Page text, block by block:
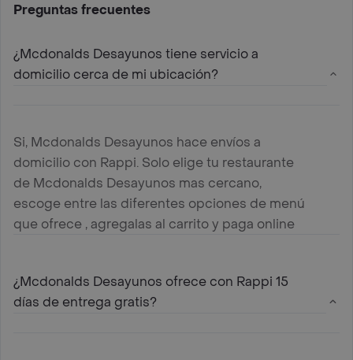
Preguntas frecuentes
¿Mcdonalds Desayunos tiene servicio a
domicilio cerca de mi ubicación?
Si, Mcdonalds Desayunos hace envíos a
domicilio con Rappi. Solo elige tu restaurante
de Mcdonalds Desayunos mas cercano,
escoge entre las diferentes opciones de menú
que ofrece , agregalas al carrito y paga online
¿Mcdonalds Desayunos ofrece con Rappi 15
días de entrega gratis?